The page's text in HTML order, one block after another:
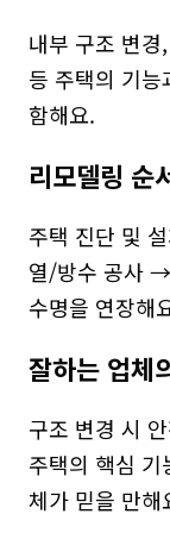
내부 구조 변
등 주택의 기
함해요.
리모델링 순
주택 진단 및
열/방수 공사
수명을 연장해
잘하는 업체
구조 변경 시
주택의 핵심 기
체가 믿을 만해